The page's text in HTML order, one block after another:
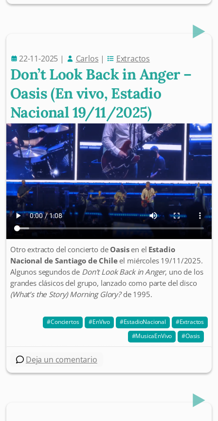
22-11-2025 | Carlos | Extractos
Don’t Look Back in Anger –
Oasis (En vivo, Estadio
Nacional 19/11/2025)
Otro extracto del concierto de Oasisen el Estadio
Nacional de Santiago de Chileel miércoles 19/11/2025.
Algunos segundos de Don’t Look Back in Anger, uno de los
grandes clásicos del grupo, lanzado como parte del disco
(What’s the Story) Morning Glory?de 1995.
Conciertos EnVivo EstadioNacional
Extractos
MusicaEnVivo
Oasis
Deja un comentario